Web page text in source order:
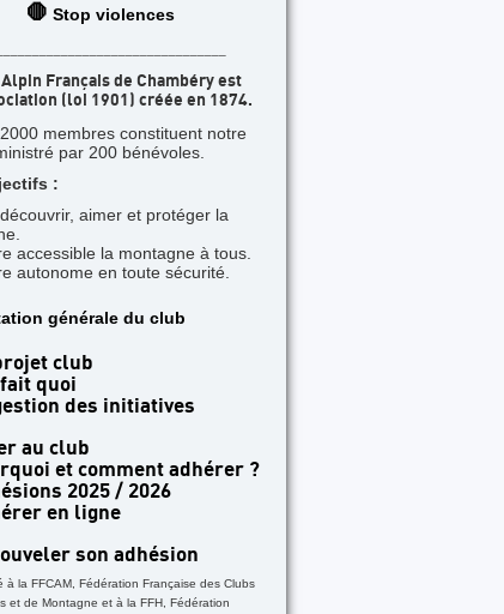
les Aiguilles Rouges - Une formation Alpi-F
🛑 Stop violences
Alpin Français de Chambéry est
(loi 1901) créée en 1874.
membres constituent notre
par 200 bénévoles.
:
aimer et protéger la
accessible la montagne à tous.
autonome en toute sécurité.
générale du club
club
quoi
des initiatives
au club
et comment adhérer ?
2025 / 2026
en ligne
son adhésion
à la FFCAM, Fédération Française des Clubs
et de Montagne et à la FFH, Fédération